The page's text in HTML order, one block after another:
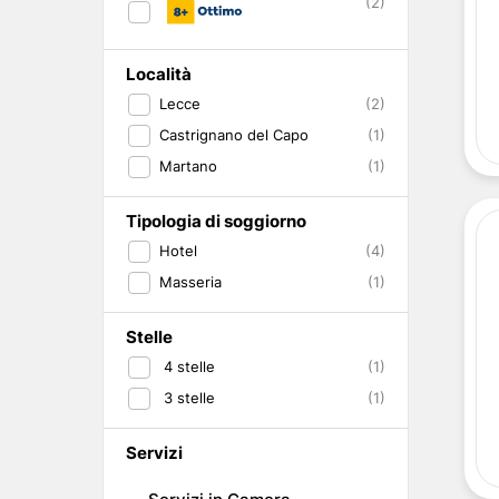
Valle d'Aosta
Trentino-Alto Adige
Friuli-Venezia Giulia
Malta
Isole del Golfo di Napoli
Pantelleria
Single
Gourmet &
Benessere e Relax
Località
Lecce
(2)
Castrignano del Capo
(1)
Martano
(1)
Tipologia di soggiorno
Hotel
(4)
Masseria
(1)
Stelle
4 stelle
(1)
3 stelle (1)
Servizi